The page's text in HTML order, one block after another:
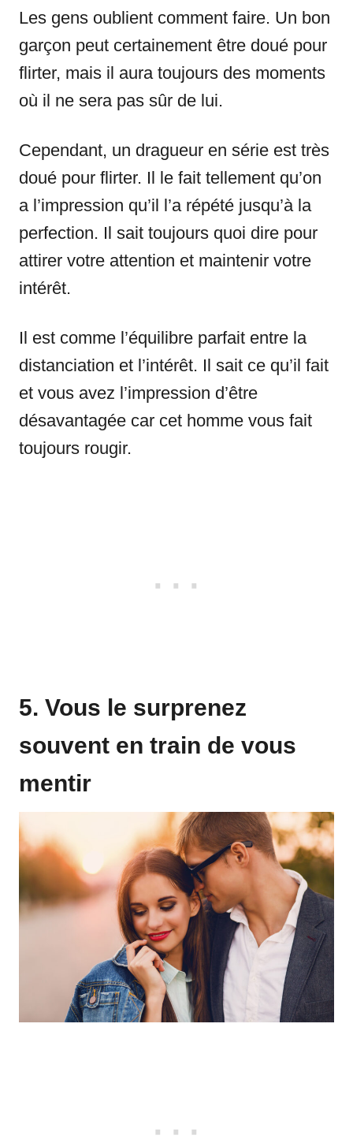
Les gens oublient comment faire. Un bon
garçon peut certainement être doué pour
flirter, mais il aura toujours des moments
où il ne sera pas sûr de lui.
Cependant, un dragueur en série est très
doué pour flirter. Il le fait tellement qu’on
a l’impression qu’il l’a répété jusqu’à la
perfection. Il sait toujours quoi dire pour
attirer votre attention et maintenir votre
intérêt.
Il est comme l’équilibre parfait entre la
distanciation et l’intérêt. Il sait ce qu’il fait
et vous avez l’impression d’être
désavantagée car cet homme vous fait
toujours rougir.
5. Vous le surprenez
souvent en train de vous
mentir